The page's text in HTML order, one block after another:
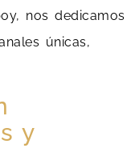
nos dedicamos
únicas,
y